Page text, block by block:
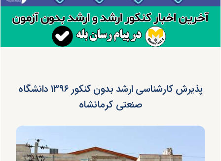
پذیرش کارشناسی ارشد بدون کنکور ۱۳۹۶ دانشگاه
صنعتی کرمانشاه